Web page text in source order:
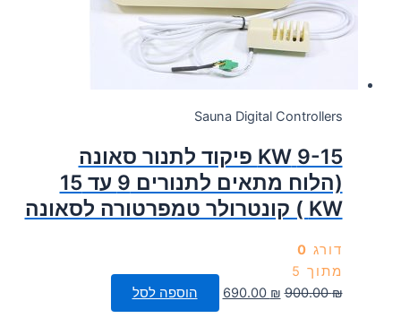
Sauna Digital Controllers
9-15 KW פיקוד לתנור סאונה
(הלוח מתאים לתנורים 9 עד 15
KW ) קונטרולר טמפרטורה לסאונה
דורג 0
מתוך 5
900.00₪
המחיר
690.00 ₪
המחיר
הנוכחי
הוספה לסל